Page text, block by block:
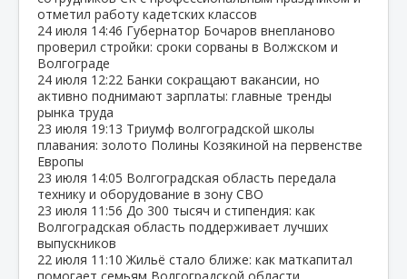
отметил работу кадетских классов
24 июля 14:46 Губернатор Бочаров внепланово
проверил стройки: сроки сорваны в Волжском и
Волгограде
24 июля 12:22 Банки сокращают вакансии, но
активно поднимают зарплаты: главные тренды
рынка труда
23 июля 19:13 Триумф волгоградской школы
плавания: золото Полины Козякиной на первенстве
Европы
23 июля 14:05 Волгоградская область передала
технику и оборудование в зону СВО
23 июля 11:56 До 300 тысяч и стипендия: как
Волгоградская область поддерживает лучших
выпускников
22 июля 11:10 Жильё стало ближе: как маткапитал